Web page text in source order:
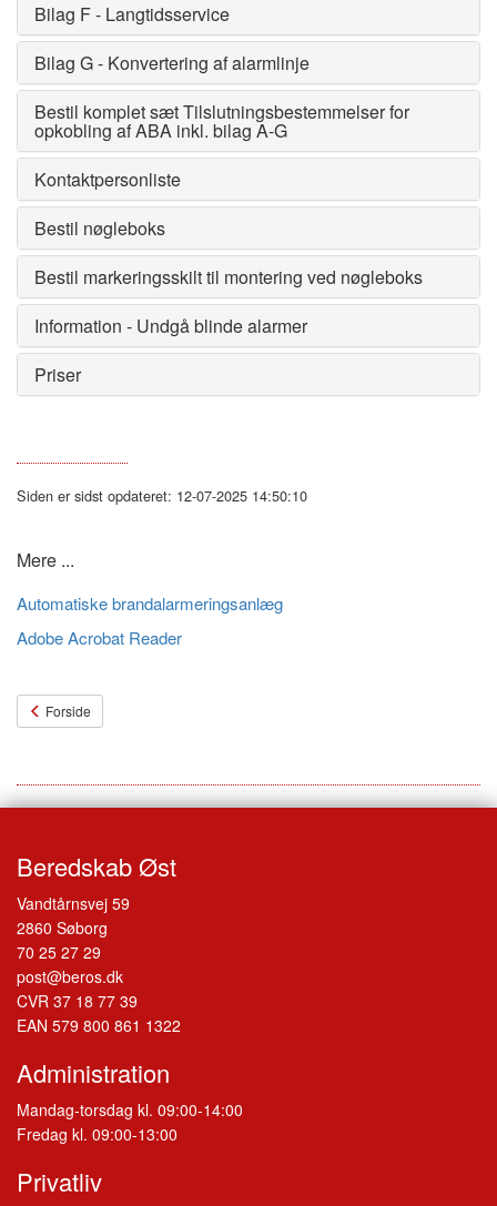
Bilag F - Langtidsservice
Bilag G - Konvertering af alarmlinje
Bestil komplet sæt Tilslutningsbestemmelser for
opkobling af ABA inkl. bilag A-G
Kontaktpersonliste
Bestil nøgleboks
Bestil markeringsskilt til montering ved nøgleboks
Information - Undgå blinde alarmer
Priser
Siden er sidst opdateret: 12-07-2025 14:50:10
Mere ...
Automatiske brandalarmeringsanlæg
Adobe Acrobat Reader
Forside
Beredskab Øst
Vandtårnsvej 59
2860 Søborg
70 25 27 29
post@beros.dk
CVR 37 18 77 39
EAN 579 800 861 1322
Administration
Mandag-torsdag kl. 09:00-14:00
Fredag kl. 09:00-13:00
Privatliv